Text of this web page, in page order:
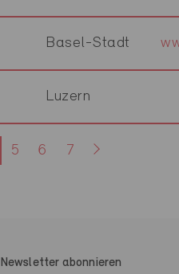
Basel-Stadt
Luzern
5 6 7
Newsletter abonnieren